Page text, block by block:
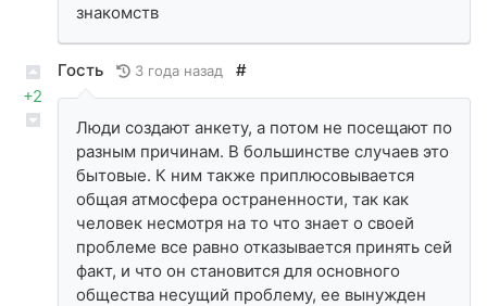
знакомств
+2
Гость 3 года назад #
Люди создают анкету, а потом не посещают по
разным причинам. В большинстве случаев это
бытовые. К ним также приплюсовывается
общая атмосфера остраненности, так как
человек несмотря на то что знает о своей
проблеме все равно отказывается принять сей
факт, и что он становится для основного
общества несущий проблему, ее вынужден